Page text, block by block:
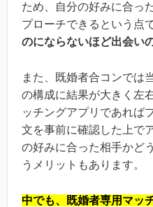
ため、自分の好みに合っ
プローチできるという点で
のにならないほど出会い
また、既婚者合コンでは
の構成に結果が大きく左
ッチングアプリであれば
文を事前に確認した上で
の好みに合った相手かど
うメリットもあります。
中でも、既婚者専用マッ